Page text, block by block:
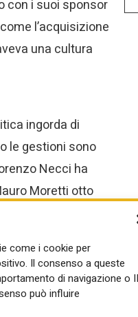
come i cookie per
Il consenso a queste
di navigazione o
può influire
con i suoi sponsor
l’acquisizione
una cultura
ingorda di
le gestioni sono
Necci ha
Moretti otto
italiani (l’Alta
europeo).
non sposta di